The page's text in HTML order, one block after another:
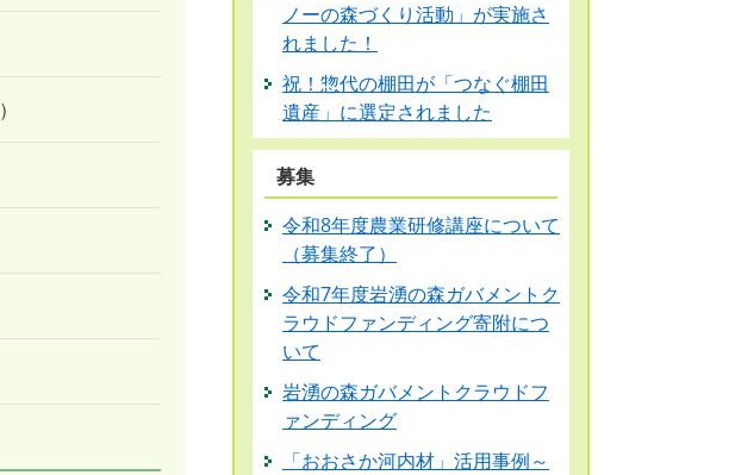
ノーの森づくり活動」が実施さ
れました！
祝！惣代の棚田が「つなぐ棚田
遺産」に選定されました
募集
令和8年度農業研修講座について
（募集終了）
令和7年度岩湧の森ガバメントク
ラウドファンディング寄附につ
いて
岩湧の森ガバメントクラウドフ
ァンディング
「おおさか河内材」活用事例～